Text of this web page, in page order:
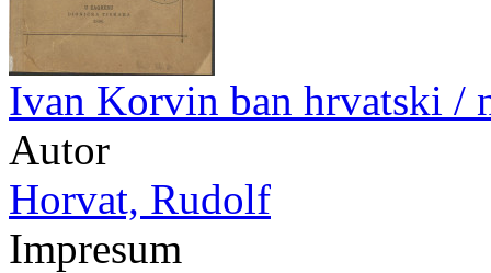
Ivan Korvin ban hrvatski /
Autor
Horvat, Rudolf
Impresum